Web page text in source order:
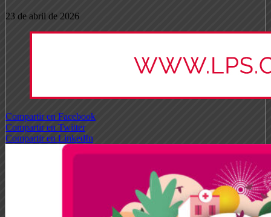
23 de abril de 2026
Compartir en Facebook
Compartir en Twitter
Compartir en LinkedIn